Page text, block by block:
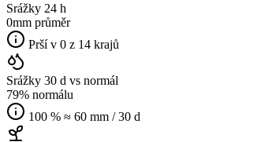
Srážky 24 h
0mm průměr
Prší v 0 z 14 krajů
Srážky 30 d vs normál
79% normálu
100 % ≈ 60 mm / 30 d